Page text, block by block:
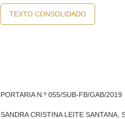
TEXTO CONSOLIDADO
PORTARIA N.º 055/SUB-FB/GAB/2019
SANDRA CRISTINA LEITE